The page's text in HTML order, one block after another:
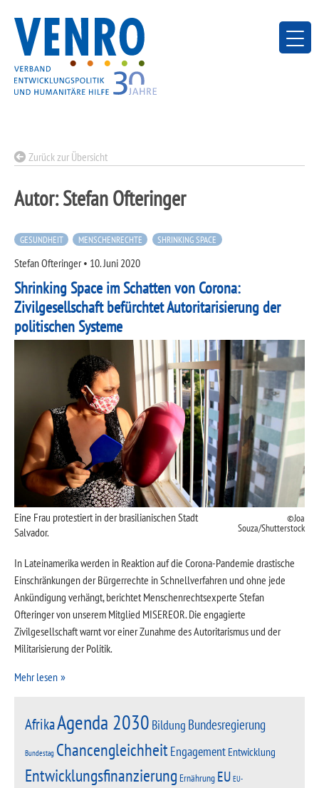
content
Zurück zur Übersicht
Autor:Stefan Ofteringer
GESUNDHEIT MENSCHENRECHTE SHRINKING SPACE
Stefan Ofteringer• 10. Juni 2020
Shrinking Space im Schatten von Corona:
Zivilgesellschaft befürchtet Autoritarisierung der
politischen Systeme
Eine Frau protestiert in der brasilianischen Stadt
Salvador.
Joa
Souza/Shutterstock
In Lateinamerika werden in Reaktion auf die Corona-Pandemie drastische
Einschränkungen der Bürgerrechte in Schnellverfahren und ohne jede
Ankündigung verhängt, berichtet Menschenrechtsexperte Stefan
Ofteringer von unserem Mitglied MISEREOR. Die engagierte
Zivilgesellschaft warnt vor einer Zunahme des Autoritarismus und der
Militarisierung der Politik.
Mehr lesen
AfrikaAgenda 2030 Bildung Bundesregierung
Bundestag ChancengleichheitEngagement Entwicklung
Entwicklungsfinanzierung Ernährung EU EU-